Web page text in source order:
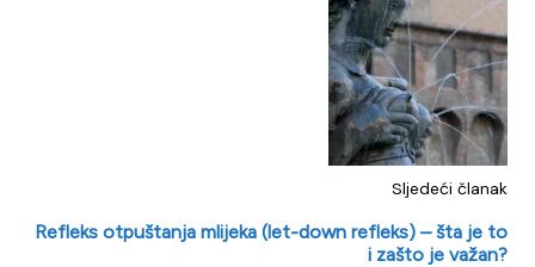
Sljedeći članak
Refleks otpuštanja mlijeka (let-down refleks) – šta je to
i zašto je važan?